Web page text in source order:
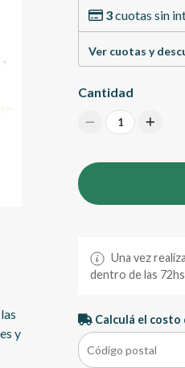
y
3cuotas sin
Ver cuotas y
Cantidad
1
Una vez
dentro de las
Calculá el costo